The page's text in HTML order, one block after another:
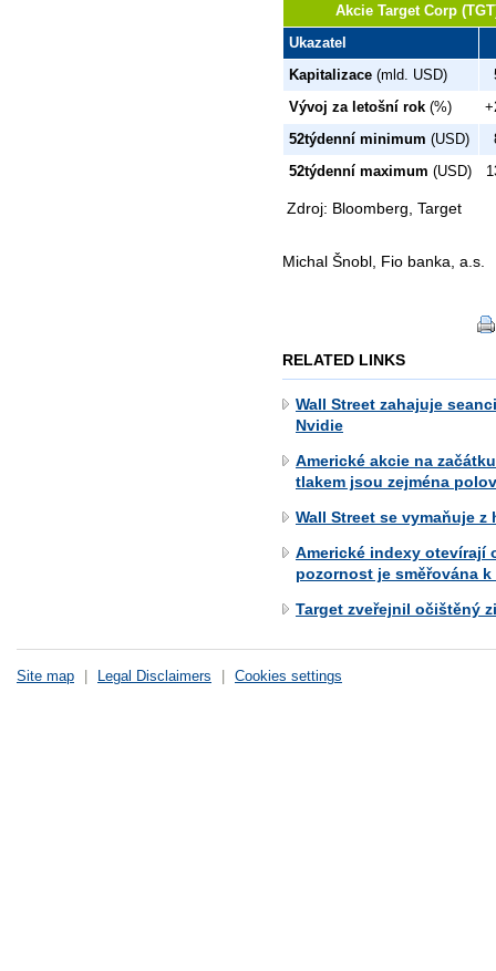
Akcie Target Corp
Ukazatel
Kapitalizace (mld. USD)
Vývoj za letošní rok (%)
52týdenní minimum (USD)
52týdenní maximum (USD)
Zdroj: Bloomberg, Target
Michal Šnobl, Fio banka, a.s.
RELATED LINKS
Wall Street zahajuje
Nvidie
Americké akcie na
tlakem jsou zejména
Wall Street se vymaňuje
Americké indexy otevírají
pozornost je směřována k
Target zveřejnil očištěný
Site map | Legal Disclaimers | Cookies settings